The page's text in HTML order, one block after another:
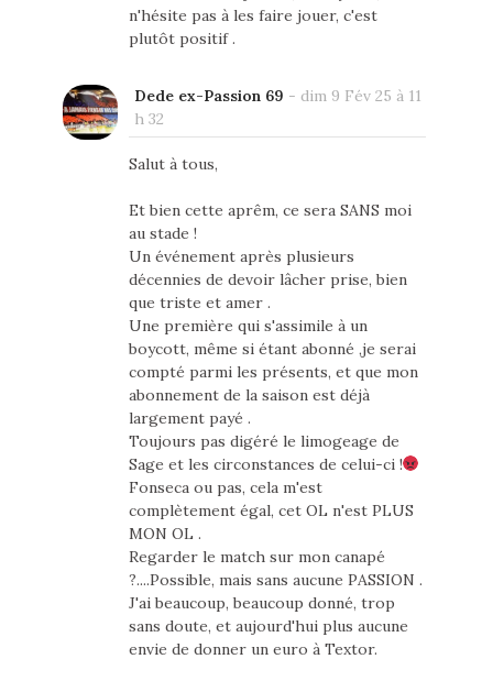
n'hésite pas à les faire jouer, c'est
plutôt positif .
Dede ex-Passion 69 - dim 9 Fév 25 à 11
h 32
Salut à tous,
Et bien cette aprêm, ce sera SANS moi
au stade !
Un événement après plusieurs
décennies de devoir lâcher prise, bien
que triste et amer .
Une première qui s'assimile à un
boycott, même si étant abonné ,je serai
compté parmi les présents, et que mon
abonnement de la saison est déjà
largement payé .
Toujours pas digéré le limogeage de
Sage et les circonstances de celui-ci !
Fonseca ou pas, cela m'est
complètement égal, cet OL n'est PLUS
MON OL .
Regarder le match sur mon canapé
?....Possible, mais sans aucune PASSION .
J'ai beaucoup, beaucoup donné, trop
sans doute, et aujourd'hui plus aucune
envie de donner un euro à Textor.